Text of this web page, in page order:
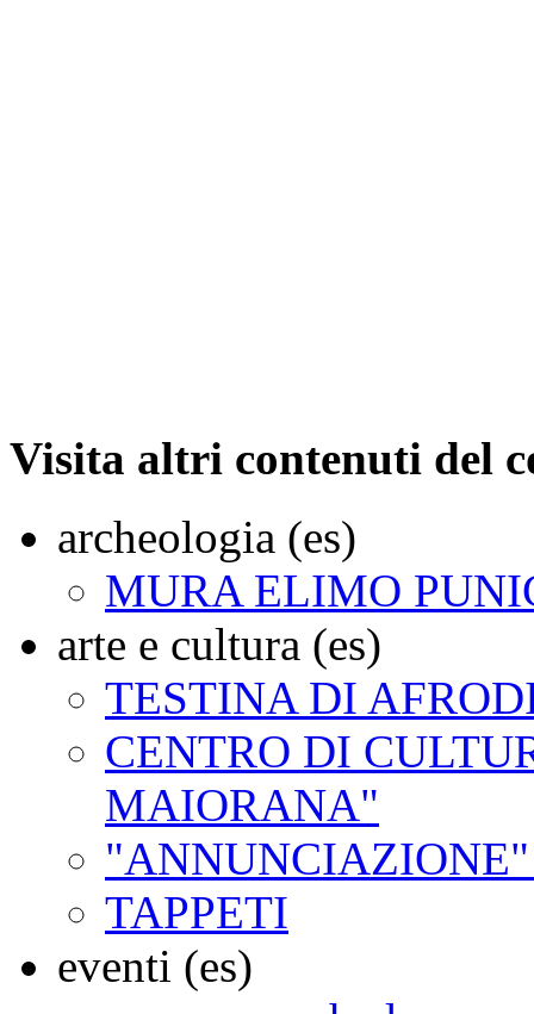
Visita altri contenuti del
archeologia (es)
MURA ELIMO
arte e cultura (es)
TESTINA DI
CENTRO DI
MAIORANA"
TAPPETI
eventi (es)